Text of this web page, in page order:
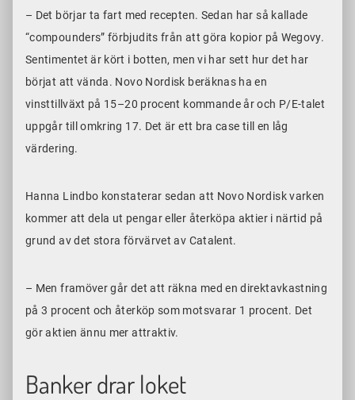
– Det börjar ta fart med recepten. Sedan har så kallade
“compounders” förbjudits från att göra kopior på Wegovy.
Sentimentet är kört i botten, men vi har sett hur det har
börjat att vända. Novo Nordisk beräknas ha en
vinsttillväxt på 15–20 procent kommande år och P/E-talet
uppgår till omkring 17. Det är ett bra case till en låg
värdering.
Hanna Lindbo konstaterar sedan att Novo Nordisk varken
kommer att dela ut pengar eller återköpa aktier i närtid på
grund av det stora förvärvet av Catalent.
– Men framöver går det att räkna med en direktavkastning
på 3 procent och återköp som motsvarar 1 procent. Det
gör aktien ännu mer attraktiv.
Banker drar loket